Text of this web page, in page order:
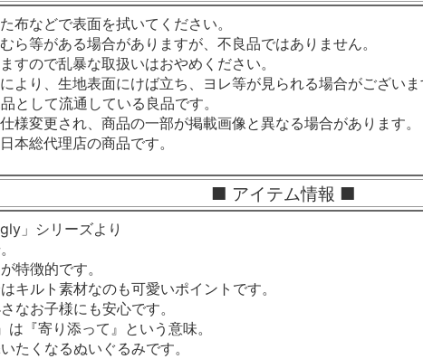
布などで表面を拭いてください。
ら等がある場合がありますが、不良品ではありません。
すので乱暴な取扱いはおやめください。
より、生地表面にけば立ち、ヨレ等が見られる場合がござい
として流通している良品です。
様変更され、商品の一部が掲載画像と異なる場合があります。
本総代理店の商品です。
■ アイテム情報 ■
」シリーズより
特徴的です。
キルト素材なのも可愛いポイントです。
なお子様にも安心です。
『寄り添って』という意味。
たくなるぬいぐるみです。